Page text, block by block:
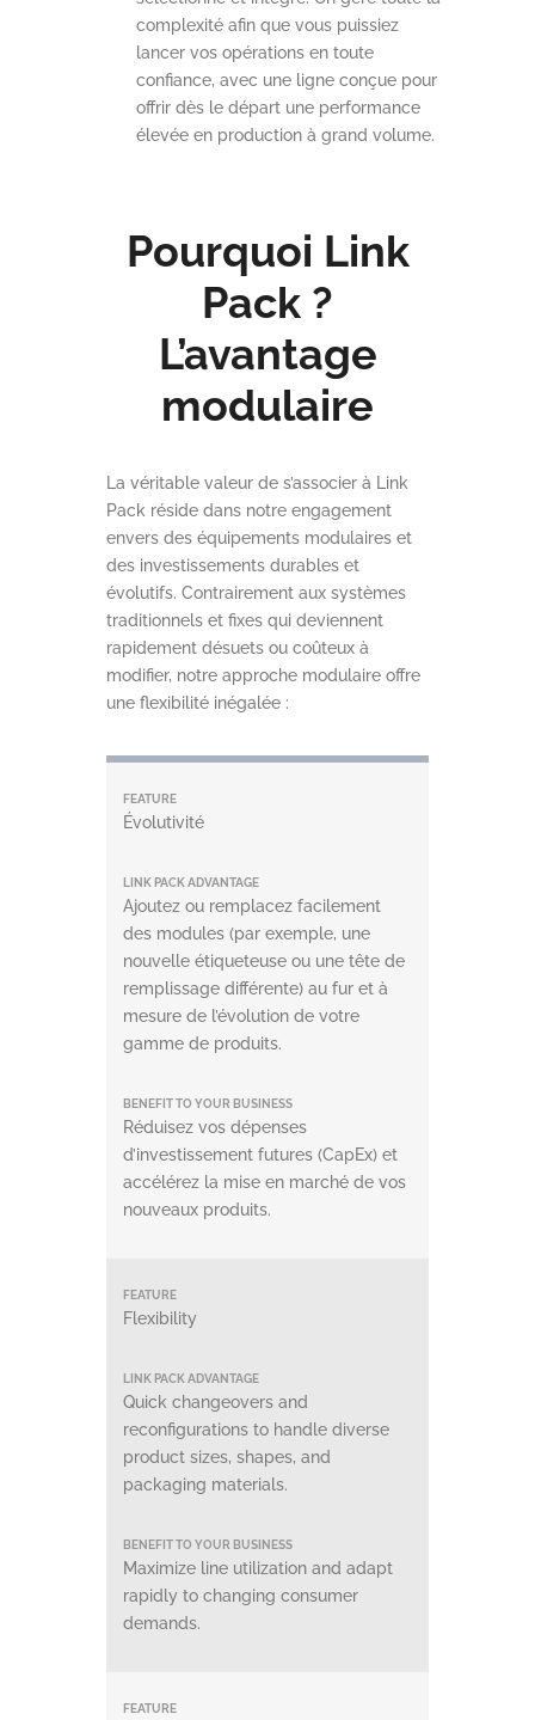
complexité afin que vous puissiez
lancer vos opérations en toute
confiance, avec une ligne conçue pour
offrir dès le départ une performance
élevée en production à grand volume.
Pourquoi Link
Pack ?
L’avantage
modulaire
La véritable valeur de s’associer à Link
Pack réside dans notre engagement
envers des équipements modulaires et
des investissements durables et
évolutifs. Contrairement aux systèmes
traditionnels et fixes qui deviennent
rapidement désuets ou coûteux à
modifier, notre approche modulaire offre
une flexibilité inégalée :
Évolutivité
Ajoutez ou remplacez facilement
des modules (par exemple, une
nouvelle étiqueteuse ou une tête de
remplissage différente) au fur et à
mesure de l’évolution de votre
gamme de produits.
Réduisez vos dépenses
d’investissement futures (CapEx) et
accélérez la mise en marché de vos
nouveaux produits.
Flexibility
Quick changeovers and
reconfigurations to handle diverse
product sizes, shapes, and
packaging materials.
Maximize line utilization and adapt
rapidly to changing consumer
demands.